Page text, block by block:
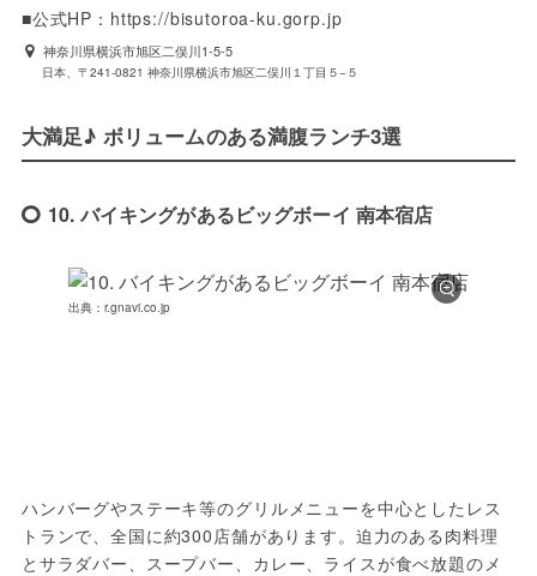
■公式HP：https://bisutoroa-ku.gorp.jp
神奈川県横浜市旭区二俣川1-5-5
日本、〒241-0821 神奈川県横浜市旭区二俣川１丁目５−５
大満足♪ ボリュームのある満腹ランチ3選
10. バイキングがあるビッグボーイ 南本宿店
出典：r.gnavi.co.jp
ハンバーグやステーキ等のグリルメニューを中心としたレス
トランで、全国に約300店舗があります。迫力のある肉料理
とサラダバー、スープバー、カレー、ライスが食べ放題のメ